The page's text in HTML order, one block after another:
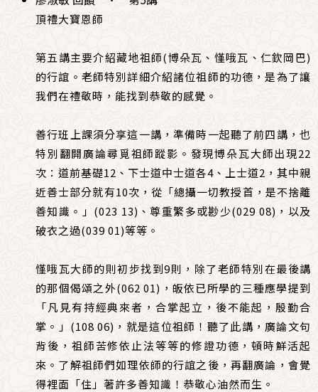
頂禮大寶恩師
第五講主要介紹藏地祖師(博朵瓦、慬哦瓦、仁欽岡巴)
的行誼。老師特別詳細介紹諸位祖師的功德，是為了讓
我們在禮敬時，能找到恭敬的感覺。
善行班上課須分享這一講，準備時一起聽了前四講，也
特別翻開廣論尋覓祖師蹤影。發現博朵瓦大師出現22
次：道前基礎12、下士道中士道各4、上士道2，其中親
近善士部分就有10次，從「總攝一切教授首，是不捨離
善知識。」(023 13)、尊重繁多或尠少(029 08)，以及
破衣之過(039 01)等等。
慬哦瓦大師的則初步找到9則，除了老師特別在最後講
的那個偈頌之外(062 01)，皈依已所學的三種應學提到
「凡見有持經典來者，合掌起立，後不能起，殷勤合
掌。」(108 06)，就是這位祖師！聽了此講，廣論文句
背後，祖師苦修依止法等等的修證功德，頓時鮮活起
來。了解祖師們如理依師的行誼之後，再翻廣論，會覺
得裡面「住」著許多善知識！恭敬心油然而生。